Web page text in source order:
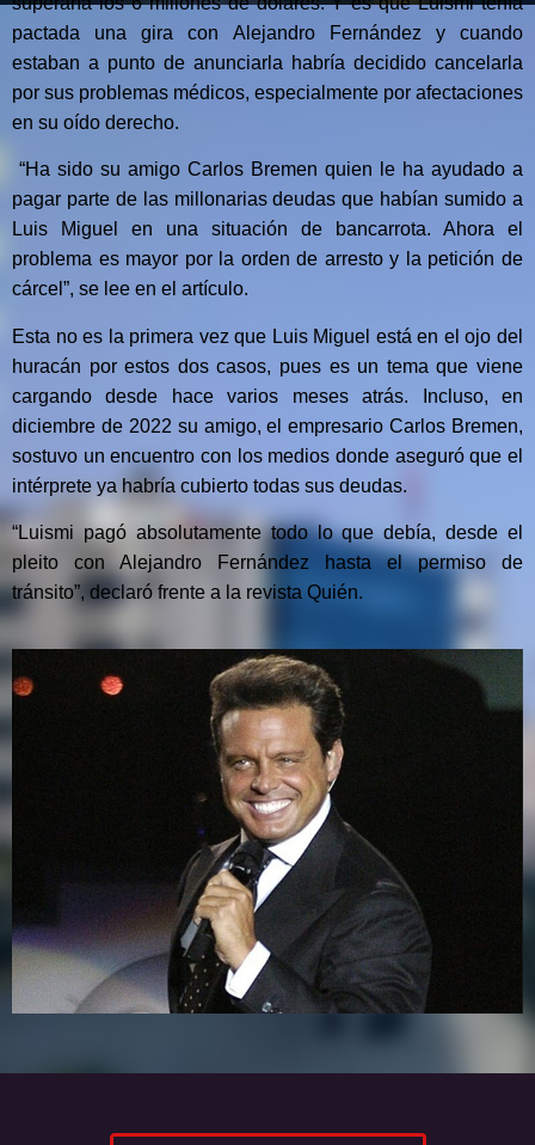
pactada una gira con Alejandro Fernández y cuando
estaban a punto de anunciarla habría decidido cancelarla
por sus problemas médicos, especialmente por afectaciones
en su oído derecho.
“Ha sido su amigo Carlos Bremen quien le ha ayudado a
pagar parte de las millonarias deudas que habían sumido a
Luis Miguel en una situación de bancarrota. Ahora el
problema es mayor por la orden de arresto y la petición de
cárcel”, se lee en el artículo.
Esta no es la primera vez que Luis Miguel está en el ojo del
huracán por estos dos casos, pues es un tema que viene
cargando desde hace varios meses atrás. Incluso, en
diciembre de 2022 su amigo, el empresario Carlos Bremen,
sostuvo un encuentro con los medios donde aseguró que el
intérprete ya habría cubierto todas sus deudas.
“Luismi pagó absolutamente todo lo que debía, desde el
pleito con Alejandro Fernández hasta el permiso de
tránsito”, declaró frente a la revista Quién.